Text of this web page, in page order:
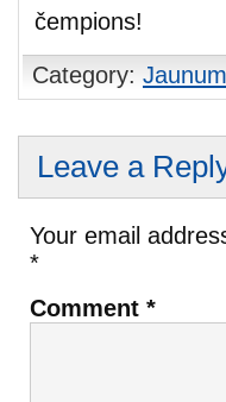
čempions!
Category:
Leave a
Your email
*
Comment *